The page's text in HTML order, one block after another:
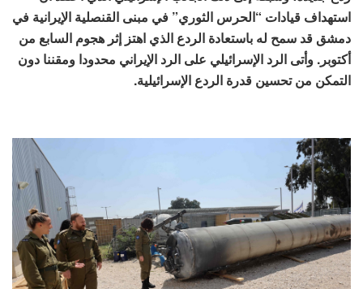
استهداف قيادات “الحرس الثوري” في مبنى القنصلية الإيرانية في
دمشق قد سمح له باستعادة الردع الذي اهتز إثر هجوم السابع من
أكتوبر. وأتى الرد الإسرائيلي على الرد الإيراني محدودا ومقننا دون
التمكن من تحسين قدرة الردع الإسرائيلية.